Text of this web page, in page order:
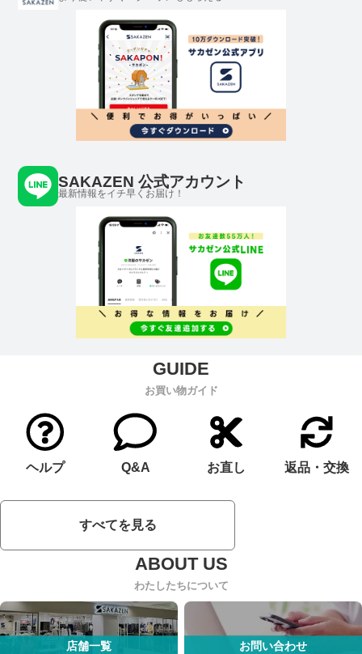
ネス
SAKAZEN 公式アカウント
最新情報をイチ早くお届け！
お買い物ガイド
ヘルプ Q&A お直し 返品・交換
すべてを見る
わたしたちについて
店舗一覧 お問い合わせ